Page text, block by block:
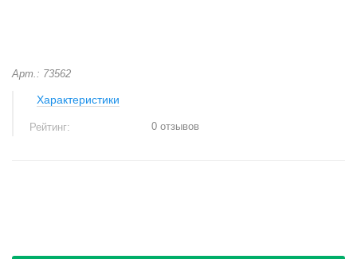
Арт.: 73562
Характеристики
Рейтинг: 0 отзывов